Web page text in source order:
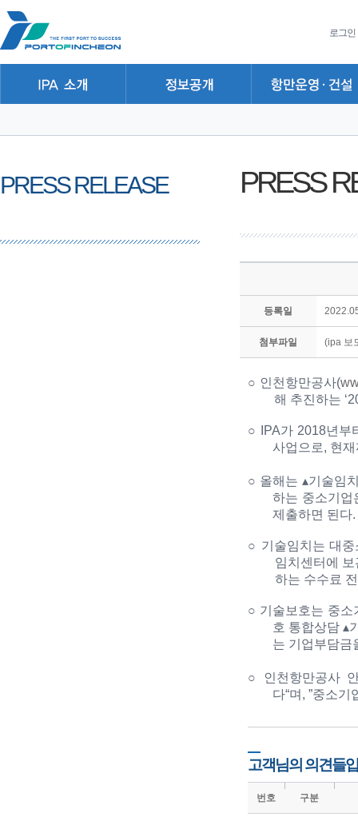
로그인
PRESS RELEASE PRESS
등록일
첨부파일 (ipa 보
○ 인천항만공사(
해 추진하는
○ IPA가 2018년부
사업으로, 현
○ 올해는▴기술임
하는 중소기업
제출하면 된다.
○ 기술임치는 대
임치센터에
하는 수수료
○ 기술보호는 중소
호 통합상담 ▴
는 기업부담
○ 인천항만공사
다“며 , ”중소기
고객님의 의견들
번호 구분